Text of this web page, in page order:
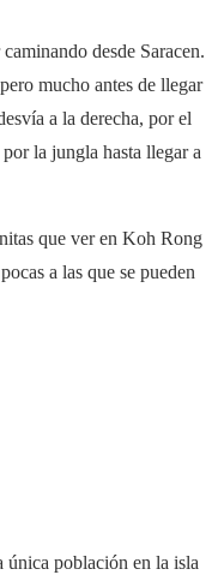
desde Saracen.
mucho antes de llegar
a la derecha, por el
la jungla hasta llegar a
que ver en Koh Rong
a las que se pueden
única población en la isla